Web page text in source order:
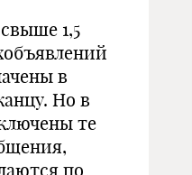
1,5
в
Но в
те
по